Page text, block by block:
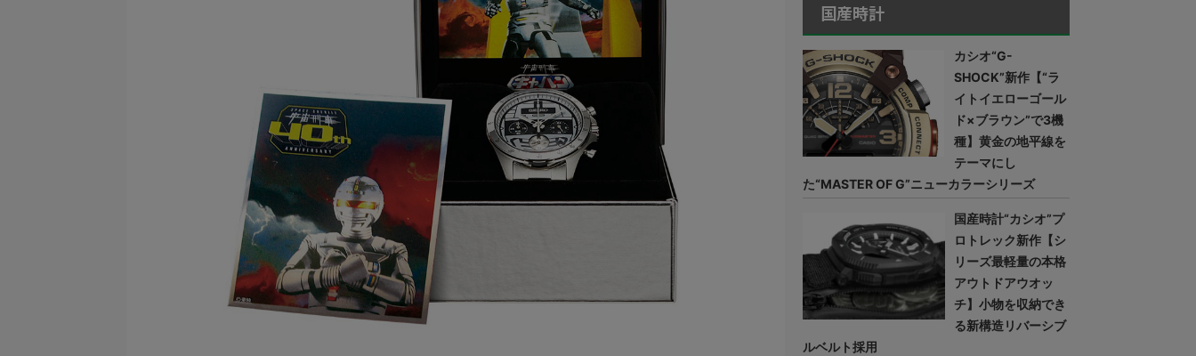
国産時計
カシオ“G-
SHOCK”新作【“ラ
イトイエローゴール
ド×ブラウン”で3機
種】黄金の地平線を
テーマにし
た“MASTER OF G”ニューカラーシリーズ
国産時計“カシオ”プ
ロトレック新作【シ
リーズ最軽量の本格
アウトドアウオッ
チ】小物を収納でき
る新構造リバーシブ
ルベルト採用